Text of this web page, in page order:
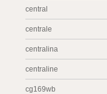
central
centrale
centralina
centraline
cg169wb